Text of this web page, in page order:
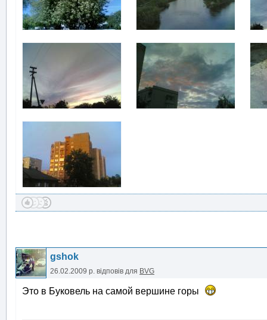
gshok
26.02.2009 р. відповів для BVG
Это в Буковель на самой вершине горы